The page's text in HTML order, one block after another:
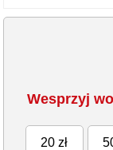
Wesprzyj
20 zł